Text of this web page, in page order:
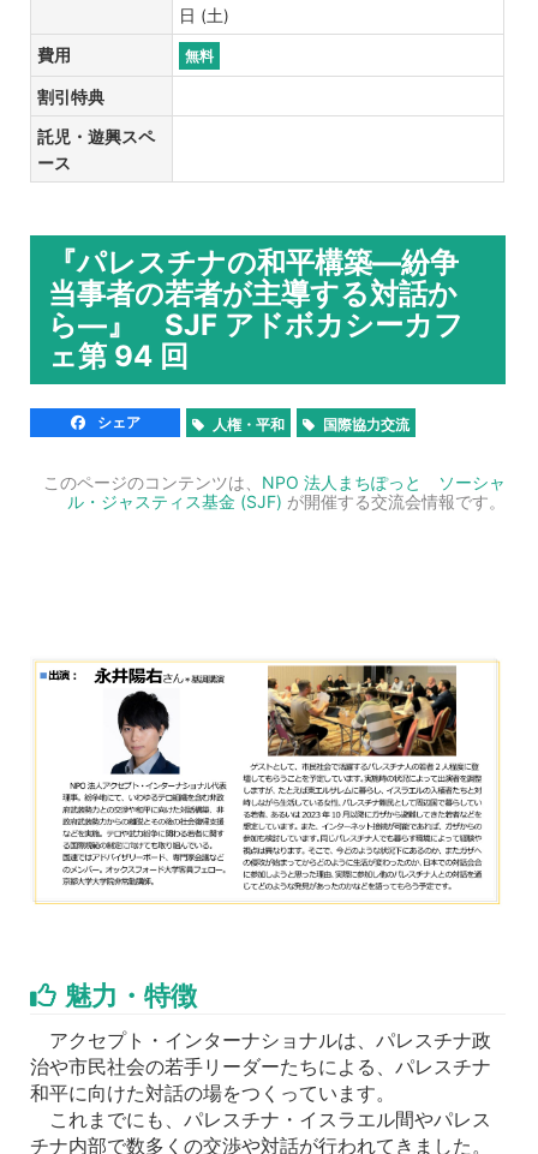
日 (土)
費用 無料
割引特典
託児・遊興スペ
ース
『パレスチナの和平構築―紛争
当事者の若者が主導する対話か
ら―』 SJF アドボカシーカフ
ェ第 94 回
シェア 人権・平和 国際協力交流
このページのコンテンツは、 NPO 法人まちぽっと ソーシャ
ル・ジャスティス基金 (SJF) が開催する交流会情報です。
魅力・特徴
アクセプト・インターナショナルは、パレスチナ政
治や市民社会の若手リーダーたちによる、パレスチナ
和平に向けた対話の場をつくっています。
これまでにも、パレスチナ・イスラエル間やパレス
チナ内部で数多くの交渉や対話が行われてきました。